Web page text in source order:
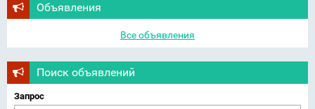
Объявления
Все объявления
Поиск объявлений
Запрос